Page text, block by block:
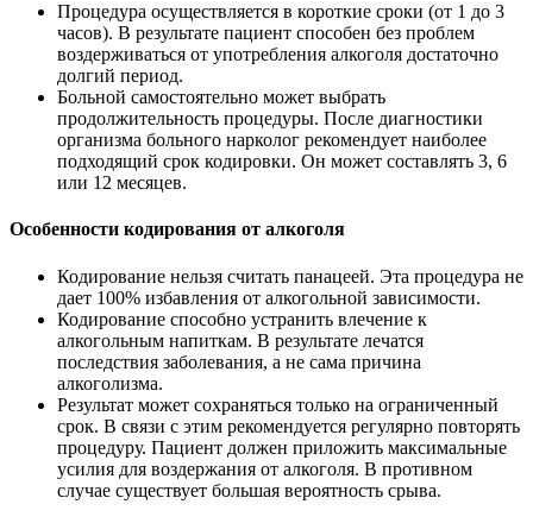
Процедура осуществляется в короткие сроки (от 1 до 3
часов). В результате пациент способен без проблем
воздерживаться от употребления алкоголя достаточно
долгий период.
Больной самостоятельно может выбрать
продолжительность процедуры. После диагностики
организма больного нарколог рекомендует наиболее
подходящий срок кодировки. Он может составлять 3, 6
или 12 месяцев.
Особенности кодирования от алкоголя
Кодирование нельзя считать панацеей. Эта процедура не
дает 100% избавления от алкогольной зависимости.
Кодирование способно устранить влечение к
алкогольным напиткам. В результате лечатся
последствия заболевания, а не сама причина
алкоголизма.
Результат может сохраняться только на ограниченный
срок. В связи с этим рекомендуется регулярно повторять
процедуру. Пациент должен приложить максимальные
усилия для воздержания от алкоголя. В противном
случае существует большая вероятность срыва.